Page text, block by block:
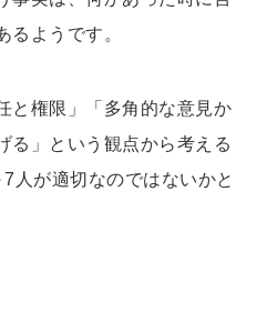
るようです。
と権限」「多角的な意見か
る」という観点から考える
人が適切なのではないかと